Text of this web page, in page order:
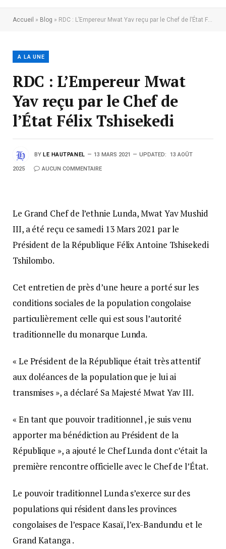
Accueil » Blog » RDC : L’Empereur Mwat Yav reçu par le Chef de l’État Félix Tshisekedi
A LA UNE
RDC : L’Empereur Mwat
Yav reçu par le Chef de
l’État Félix Tshisekedi
BY LE HAUTPANEL 13 MARS 2021 UPDATED: 13 AOÛT
2025 AUCUN COMMENTAIRE
Le Grand Chef de l’ethnie Lunda, Mwat Yav Mushid
III, a été reçu ce samedi 13 Mars 2021 par le
Président de la République Félix Antoine Tshisekedi
Tshilombo.
Cet entretien de près d’une heure a porté sur les
conditions sociales de la population congolaise
particulièrement celle qui est sous l’autorité
traditionnelle du monarque Lunda.
« Le Président de la République était très attentif
aux doléances de la population que je lui ai
transmises », a déclaré Sa Majesté Mwat Yav III.
« En tant que pouvoir traditionnel , je suis venu
apporter ma bénédiction au Président de la
République », a ajouté le Chef Lunda dont c’était la
première rencontre officielle avec le Chef de l’État.
Le pouvoir traditionnel Lunda s’exerce sur des
populations qui résident dans les provinces
congolaises de l’espace Kasaï, l’ex-Bandundu et le
Grand Katanga .